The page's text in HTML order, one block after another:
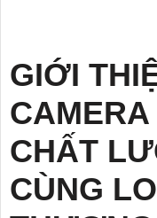
GIỚI
CHẤT
CÙNG